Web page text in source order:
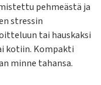
pehmeästä ja
stressin
tai hauskaksi
kotiin. Kompakti
minne tahansa.